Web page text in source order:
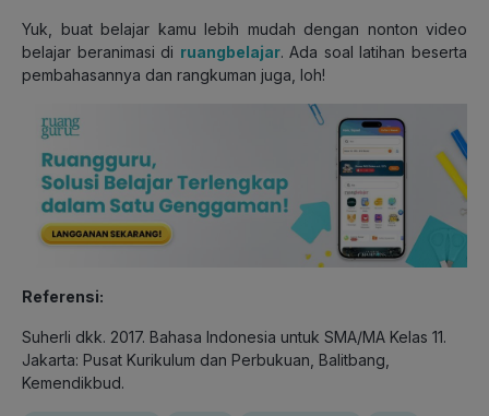
Yuk, buat belajar kamu lebih mudah dengan nonton video
belajar beranimasi di ruangbelajar. Ada soal latihan beserta
pembahasannya dan rangkuman juga, loh!
Referensi:
Suherli dkk. 2017. Bahasa Indonesia untuk SMA/MA Kelas 11.
Jakarta: Pusat Kurikulum dan Perbukuan, Balitbang,
Kemendikbud.